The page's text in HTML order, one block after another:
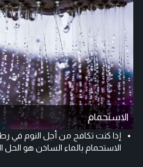
الاستحمام
إذا كنت تكافح من أجل النوم في
الاستحمام بالماء الساخن هو الحل